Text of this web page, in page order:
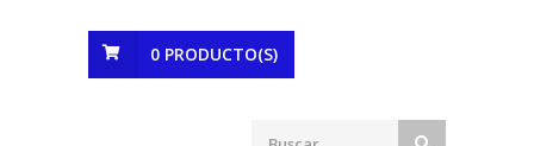
0 PRODUCTO(S)